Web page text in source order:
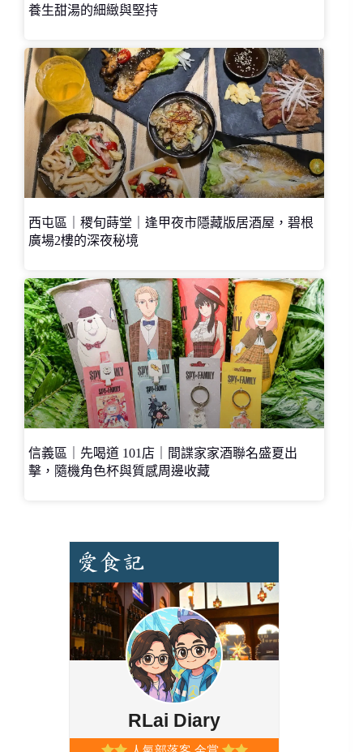
養生甜湯的細緻與堅持
西屯區｜稷旬蒔堂｜逢甲夜市隱藏版居酒屋，碧根
廣場2樓的深夜秘境
信義區｜先喝道 101店｜間諜家家酒聯名盛夏出
擊，隨機角色杯與質感周邊收藏